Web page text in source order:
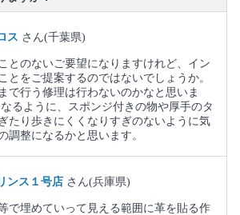
ス さん(千葉県)
とのないご要望になりますけれど、イン
とをご提案するのではないでしょうか。
で行う修理は行わないのかなと思いま
るように、スポンジ付きの物や厚手のタ
たり歩きにくくなりすぎのないように気
調整になるかと思います。
ンス１号店 さん(兵庫県)
で埋めていって見える範囲に革を貼る作